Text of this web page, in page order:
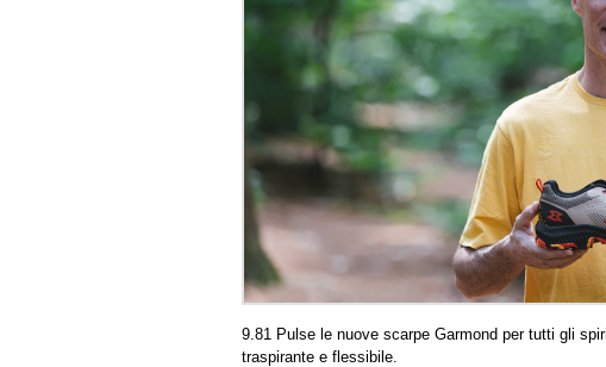
9.81 Pulse le nuove scarpe Garmond per tutti gli
traspirante e flessibile.